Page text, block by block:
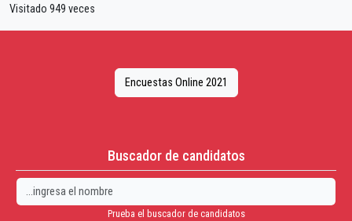
Visitado 949 veces
Encuestas Online 2021
Buscador de candidatos
Prueba el buscador de candidatos